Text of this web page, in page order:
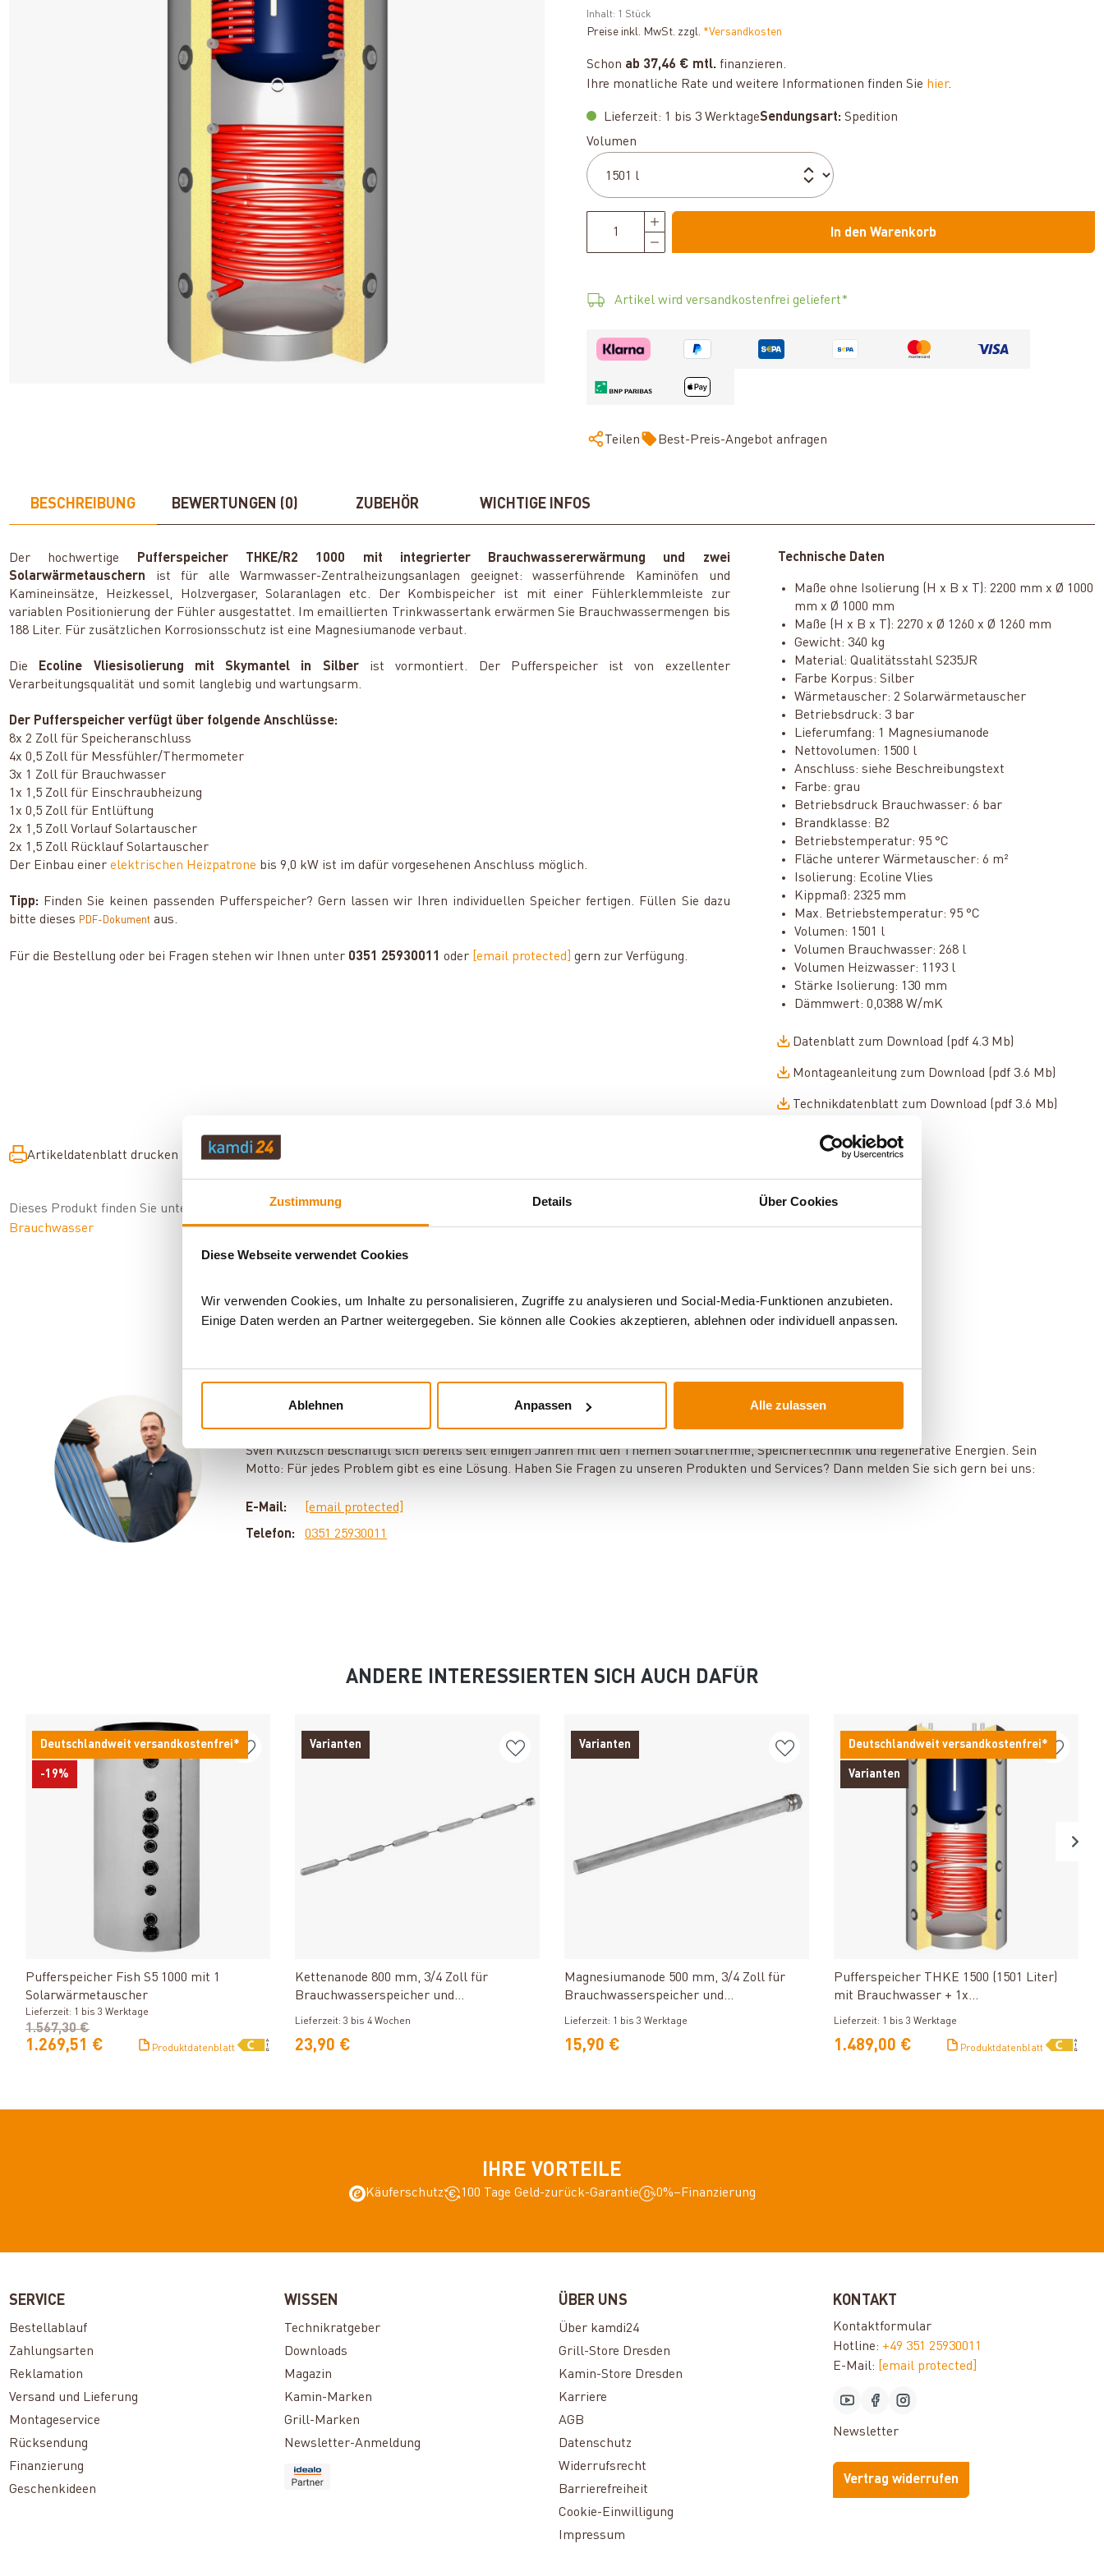
Zustimmung Details Über Cookies
Diese Webseite verwendet Cookies
Wir verwenden Cookies, um Inhalte zu personalisieren, Zugriffe zu analysieren und Social-Media-Funktionen anzubieten.
Einige Daten werden an Partner weitergegeben. Sie können alle Cookies akzeptieren, ablehnen oder individuell anpassen.
Ablehnen Anpassen Alle zulassen
Inhalt: 1 Stück
Preise inkl. MwSt. zzgl. *Versandkosten
Schon ab 37,46 € mtl. finanzieren.
Ihre monatliche Rate und weitere Informationen finden Sie hier.
Lieferzeit: 1 bis 3 WerktageSendungsart: Spedition
Volumen
In den Warenkorb
Artikel wird versandkostenfrei geliefert*
Teilen Best-Preis-Angebot anfragen
BESCHREIBUNG BEWERTUNGEN (0) ZUBEHÖR WICHTIGE INFOS
Der hochwertige
Pufferspeicher THKE/R2 1000 mit integrierter Brauchwassererwärmung und zwei
Solarwärmetauschern ist für alle Warmwasser-Zentralheizungsanlagen geeignet: wasserführende Kaminöfen und
Kamineinsätze, Heizkessel, Holzvergaser, Solaranlagen etc. Der Kombispeicher ist mit einer Fühlerklemmleiste zur
variablen Positionierung der Fühler ausgestattet. Im emaillierten Trinkwassertank erwärmen Sie Brauchwassermengen bis
188 Liter. Für zusätzlichen Korrosionsschutz ist eine Magnesiumanode verbaut.
Die Ecoline Vliesisolierung mit Skymantel in Silberist vormontiert. Der Pufferspeicher ist von exzellenter
Verarbeitungsqualität und somit langlebig und wartungsarm.
Der Pufferspeicher verfügt über folgende Anschlüsse:
8x 2 Zoll für Speicheranschluss
4x 0,5 Zoll für Messfühler/Thermometer
3x 1 Zoll für Brauchwasser
1x 1,5 Zoll für Einschraubheizung
1x 0,5 Zoll für Entlüftung
2x 1,5 Zoll Vorlauf Solartauscher
2x 1,5 Zoll Rücklauf Solartauscher
Der Einbau einerelektrischen Heizpatrone bis 9,0 kW ist im dafür vorgesehenen Anschluss möglich.
Tipp: Finden Sie keinen passenden Pufferspeicher? Gern lassen wir Ihren individuellen Speicher fertigen. Füllen Sie dazu
bitte dieses PDF-Dokument aus.
Für die Bestellung oder bei Fragen stehen wir Ihnen unter 0351 25930011 oder [email protected] gern zur Verfügung.
Technische Daten
Maße ohne Isolierung (H x B x T): 2200 mm x Ø 1000
mm x Ø 1000 mm
Maße (H x B x T): 2270 x Ø 1260 x Ø 1260 mm
Gewicht: 340 kg
Material: Qualitätsstahl S235JR
Farbe Korpus: Silber
Wärmetauscher: 2 Solarwärmetauscher
Betriebsdruck: 3 bar
Lieferumfang: 1 Magnesiumanode
Nettovolumen: 1500 l
Anschluss: siehe Beschreibungstext
Farbe: grau
Betriebsdruck Brauchwasser: 6 bar
Brandklasse: B2
Betriebstemperatur: 95 °C
Fläche unterer Wärmetauscher: 6 m²
Isolierung: Ecoline Vlies
Kippmaß: 2325 mm
Max. Betriebstemperatur: 95 °C
Volumen: 1501 l
Volumen Brauchwasser: 268 l
Volumen Heizwasser: 1193 l
Stärke Isolierung: 130 mm
Dämmwert: 0,0388 W/mK
Datenblatt zum Download (pdf 4.3 Mb)
Montageanleitung zum Download (pdf 3.6 Mb)
Technikdatenblatt zum Download (pdf 3.6 Mb)
Artikeldatenblatt drucken Frage zum Artikel
Dieses Produkt finden Sie unter: Heiztechnik|Pufferspeicher mit
Brauchwasser
Ihr Berater für Solarthermie und Speicher:
Sven Klitzsch beschäftigt sich bereits seit einigen Jahren mit den Themen Solarthermie, Speichertechnik und regenerative Energien. Sein
Motto: Für jedes Problem gibt es eine Lösung. Haben Sie Fragen zu unseren Produkten und Services? Dann melden Sie sich gern bei uns:
E-Mail:
[email protected]
Telefon:
0351 25930011
ANDERE INTERESSIERTEN SICH AUCH DAFÜR
Deutschlandweit versandkostenfrei*
-19%
Produkt ansehen
Pufferspeicher Fish S5 1000 mit 1
Solarwärmetauscher
Lieferzeit: 1 bis 3 Werktage
1.269,51 €
1.567,30 €
Produktdatenblatt
Varianten
Kettenanode 800 mm, 3/4 Zoll für
Brauchwasserspeicher und
Kombispeicher
Lieferzeit: 3 bis 4 Wochen
23,90 €
Varianten
Magnesiumanode 500 mm, 3/4 Zoll für
Brauchwasserspeicher und
Kombispeicher
Lieferzeit: 1 bis 3 Werktage
15,90 €
Deutschlandweit versandkostenfrei*
Varianten
Produkt ansehen
Pufferspeicher THKE 1500 (1501 Liter)
mit Brauchwasser + 1x
Solarwärmetauscher
Lieferzeit: 1 bis 3 Werktage
1.489,00 € Produktdatenblatt
IHRE VORTEILE
Käuferschutz 100 Tage Geld-zurück-Garantie 0%–Finanzierung
SERVICE
Bestellablauf
Zahlungsarten
Reklamation
Versand und Lieferung
Montageservice
Rücksendung
Finanzierung
Geschenkideen
WISSEN
Technikratgeber
Downloads
Magazin
Kamin-Marken
Grill-Marken
Newsletter-Anmeldung
ÜBER UNS
Über kamdi24
Grill-Store Dresden
Kamin-Store Dresden
Karriere
AGB
Datenschutz
Widerrufsrecht
Barrierefreiheit
Cookie-Einwilligung
Impressum
KONTAKT
Kontaktformular
Hotline: +49 351 25930011
E-Mail:
[email protected]
Newsletter
Vertrag widerrufen